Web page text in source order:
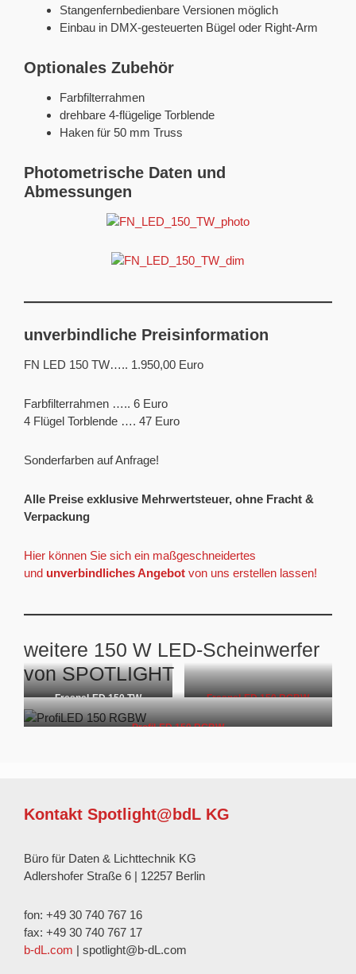
Stangenfernbedienbare Versionen möglich
Einbau in DMX-gesteuerten Bügel oder Right-Arm
Optionales Zubehör
Farbfilterrahmen
drehbare 4-flügelige Torblende
Haken für 50 mm Truss
Photometrische Daten und
Abmessungen
unverbindliche Preisinformation
FN LED 150 TW….. 1.950,00 Euro
Farbfilterrahmen ….. 6 Euro
4 Flügel Torblende …. 47 Euro
Sonderfarben auf Anfrage!
Alle Preise exklusive Mehrwertsteuer, ohne Fracht &
Verpackung
Hier können Sie sich ein maßgeschneidertes
und unverbindliches Angebot von uns erstellen lassen!
weitere 150 W LED-Scheinwerfer
von SPOTLIGHT
FresneLED 150 TW FresneLED 150 RGBW
ProfiLED 150 RGBW
Kontakt Spotlight@bdL KG
Büro für Daten & Lichttechnik KG
Adlershofer Straße 6 | 12257 Berlin
fon: +49 30 740 767 16
fax: +49 30 740 767 17
b-dL.com | spotlight@b-dL.com